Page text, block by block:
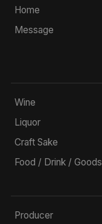
Home
Message
Wine
Liquor
Craft Sake
Food / Drink / Goods
Producer